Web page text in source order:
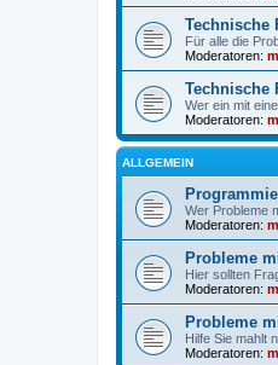
Technische
Für alle die
Moderatoren:
Technische
Wer ein mit
Moderatoren:
ALLGEMEIN
Wer Probleme
Moderatoren:
Probleme
Hier sollten
Moderatoren:
Probleme
Hilfe Sie mahlt
Moderatoren: